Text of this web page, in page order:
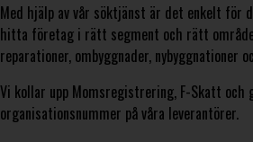
Med hjälp av vår söktjänst är det enkelt för
hitta företag i rätt segment och rätt
reparationer, ombyggnader, nybyggnationer
Vi kollar upp Momsregistrering, F-Skatt
organisationsnummer på våra leverantörer.